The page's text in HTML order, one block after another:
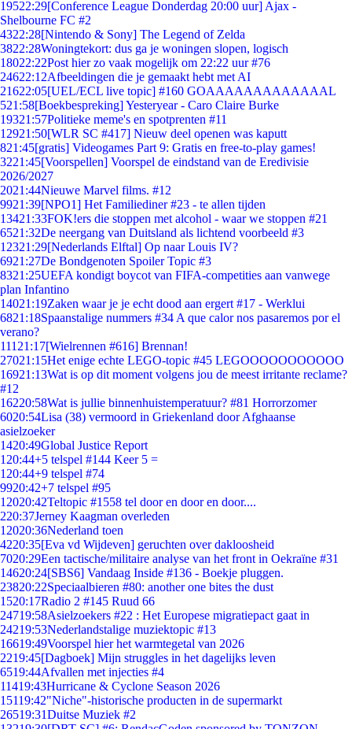
19522:29[Conference League Donderdag 20:00 uur] Ajax -
Shelbourne FC #2
4322:28[Nintendo & Sony] The Legend of Zelda
3822:28Woningtekort: dus ga je woningen slopen, logisch
18022:22Post hier zo vaak mogelijk om 22:22 uur #76
24622:12Afbeeldingen die je gemaakt hebt met AI
21622:05[UEL/ECL live topic] #160 GOAAAAAAAAAAAAAL
521:58[Boekbespreking] Yesteryear - Caro Claire Burke
19321:57Politieke meme's en spotprenten #11
12921:50[WLR SC #417] Nieuw deel openen was kaputt
821:45[gratis] Videogames Part 9: Gratis en free-to-play games!
3221:45[Voorspellen] Voorspel de eindstand van de Eredivisie
2026/2027
2021:44Nieuwe Marvel films. #12
9921:39[NPO1] Het Familiediner #23 - te allen tijden
13421:33FOK!ers die stoppen met alcohol - waar we stoppen #21
6521:32De neergang van Duitsland als lichtend voorbeeld #3
12321:29[Nederlands Elftal] Op naar Louis IV?
6921:27De Bondgenoten Spoiler Topic #3
8321:25UEFA kondigt boycot van FIFA-competities aan vanwege
plan Infantino
14021:19Zaken waar je je echt dood aan ergert #17 - Werklui
6821:18Spaanstalige nummers #34 A que calor nos pasaremos por el
verano?
111 21:17[Wielrennen #616] Brennan!
27021:15Het enige echte LEGO-topic #45 LEGOOOOOOOOOOO
16921:13Wat is op dit moment volgens jou de meest irritante reclame?
#12
16220:58Wat is jullie binnenhuistemperatuur? #81 Horrorzomer
6020:54Lisa (38) vermoord in Griekenland door Afghaanse
asielzoeker
1420:49Global Justice Report
1 20:44+5 telspel #144 Keer 5 =
1 20:44+9 telspel #74
9920:42+7 telspel #95
12020:42Teltopic #1558 tel door en door en door....
220:37Jerney Kaagman overleden
12020:36Nederland toen
4220:35[Eva vd Wijdeven] geruchten over dakloosheid
7020:29Een tactische/militaire analyse van het front in Oekraïne #31
14620:24[SBS6] Vandaag Inside #136 - Boekje pluggen.
23820:22Speciaalbieren #80: another one bites the dust
1520:17Radio 2 #145 Ruud 66
24719:58Asielzoekers #22 : Het Europese migratiepact gaat in
24219:53Nederlandstalige muziektopic #13
16619:49Voorspel hier het warmtegetal van 2026
2219:45[Dagboek] Mijn struggles in het dagelijks leven
6519:44Afvallen met injecties #4
11419:43Hurricane & Cyclone Season 2026
15119:42"Niche"-historische producten in de supermarkt
26519:31Duitse Muziek #2